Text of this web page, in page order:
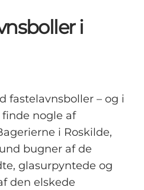
i
fastelavnsboller – og i
nogle af
i Roskilde,
bugner af de
glasurpyntede og
den elskede